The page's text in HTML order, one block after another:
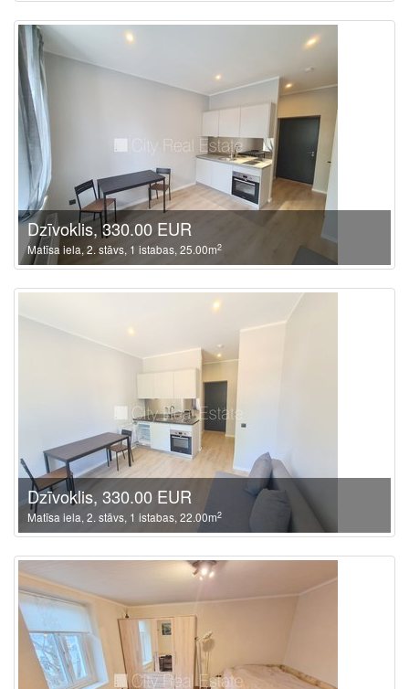
Dzīvoklis, 330.00 EUR
Matīsa iela, 2. stāvs, 1 istabas, 25.00m2
Dzīvoklis, 330.00 EUR
Matīsa iela, 2. stāvs, 1 istabas, 22.00m2